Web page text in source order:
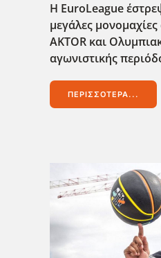
Η EuroLeague
μεγάλες
AKTOR και
αγωνιστικής
ΠΕΡΙΣΣΌΤΕΡΑ...